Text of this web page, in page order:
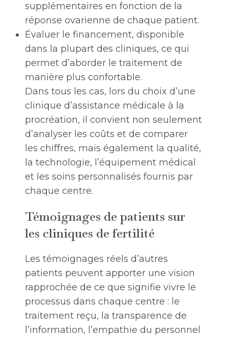
supplémentaires en fonction de la
réponse ovarienne de chaque patient.
Évaluer le financement, disponible
dans la plupart des cliniques, ce qui
permet d’aborder le traitement de
manière plus confortable.
Dans tous les cas, lors du choix d’une
clinique d’assistance médicale à la
procréation, il convient non seulement
d’analyser les coûts et de comparer
les chiffres, mais également la qualité,
la technologie, l’équipement médical
et les soins personnalisés fournis par
chaque centre.
Témoignages de patients sur
les cliniques de fertilité
Les témoignages réels d’autres
patients peuvent apporter une vision
rapprochée de ce que signifie vivre le
processus dans chaque centre : le
traitement reçu, la transparence de
l’information, l’empathie du personnel